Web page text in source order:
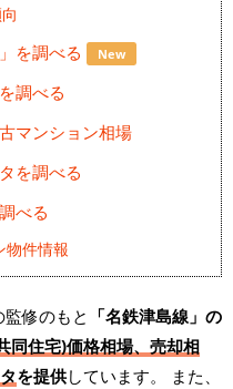
を調べる New
調べる
マンション相場
を調べる
べる
物件情報
修のもと 「名鉄津島線」の
同住宅)価格相場、売却相
を提供しています。 また、